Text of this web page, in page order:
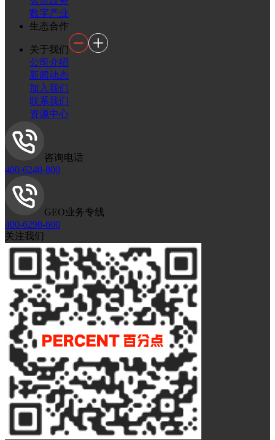
数字产业
生态合作
关于我们
公司介绍
新闻动态
加入我们
联系我们
资源中心
咨询电话
400-6240-800
GEO业务专线
400-6298-600
关注我们